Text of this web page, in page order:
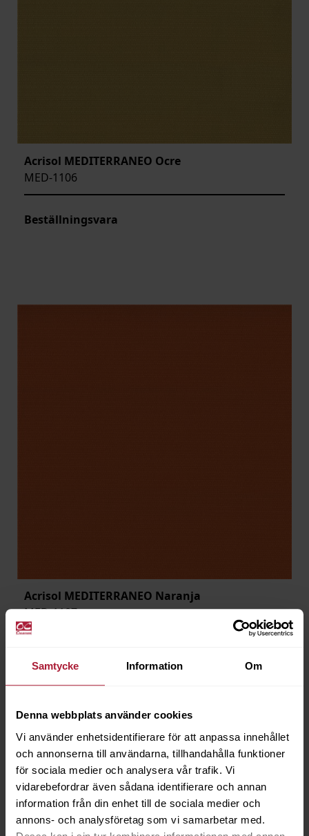
Samtycke Information Om
Denna webbplats använder cookies
Vi använder enhetsidentifierare för att anpassa innehållet
och annonserna till användarna, tillhandahålla funktioner
för sociala medier och analysera vår trafik. Vi
vidarebefordrar även sådana identifierare och annan
information från din enhet till de sociala medier och
annons- och analysföretag som vi samarbetar med.
Acrisol MEDITERRANEO Ocre
MED-1106
Beställningsvara
Acrisol MEDITERRANEO Naranja
MED-1107